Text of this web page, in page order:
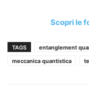
Scopri le
TAGS entanglement
meccanica quantistica